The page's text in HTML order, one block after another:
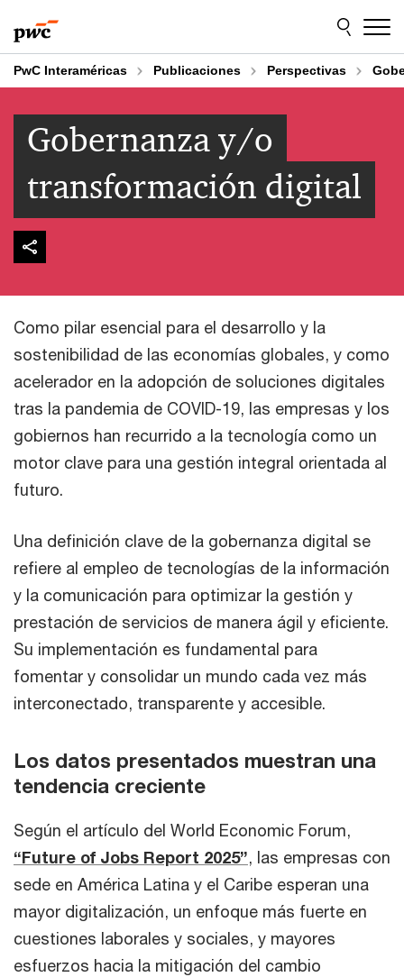
to
content
to
footer
PwC Interaméricas Publicaciones Perspectivas
Gobernanza y/o
transformación digital
Como pilar esencial para el desarrollo y la
sostenibilidad de las economías globales, y como
acelerador en la adopción de soluciones digitales
tras la pandemia de COVID-19, las empresas y los
gobiernos han recurrido a la tecnología como un
motor clave para una gestión integral orientada al
futuro.
Una definición clave de la gobernanza digital se
refiere al empleo de tecnologías de la información
y la comunicación para optimizar la gestión y
prestación de servicios de manera ágil y eficiente.
Su implementación es fundamental para
fomentar y consolidar un mundo cada vez más
interconectado, transparente y accesible.
Los datos presentados muestran una
tendencia creciente
Según el artículo del World Economic Forum,
“Future of Jobs Report 2025”, las empresas con
sede en América Latina y el Caribe esperan una
mayor digitalización, un enfoque más fuerte en
cuestiones laborales y sociales, y mayores
esfuerzos hacia la mitigación del cambio